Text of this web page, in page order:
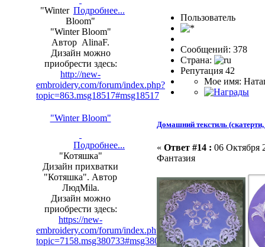
Подробнее...
"Winter
Bloom"
"Winter Bloom"
Автор AlinaF.
Дизайн можно
приобрести здесь:
http://new-
embroidery.com/forum/index.php?
topic=863.msg18517#msg18517
"Winter Bloom"
Подробнее...
"Котяшка"
Дизайн прихватки
"Котяшка". Автор
ЛюдMila.
Дизайн можно
приобрести здесь:
https://new-
embroidery.com/forum/index.php?
topic=7158.msg380733#msg380733
Пользовaтeль
Сообщений: 378
Страна:
Репутация 42
Мое имя:
Домашний текстиль
« Ответ #14 : 06 Октября
Фантазия